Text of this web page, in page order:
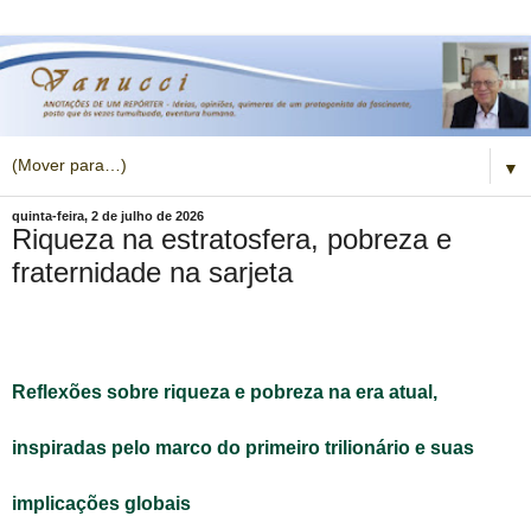
▼
quinta-feira, 2 de julho de 2026
Riqueza na estratosfera, pobreza e
fraternidade na sarjeta
Reflexões sobre riqueza e pobreza na era atual,
inspiradas pelo marco do primeiro trilionário e suas
implicações globais